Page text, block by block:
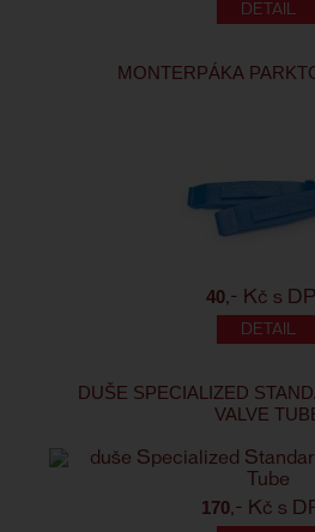
MONTERPÁKA
40,- Kč s
DUŠE SPECIALIZED
VALVE
170,- Kč s